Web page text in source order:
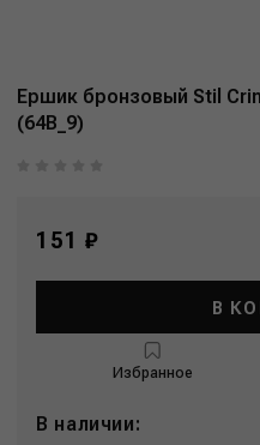
Ершик бронзовый Stil
(64B_9)
151 ₽
В
Избранное
В наличии: